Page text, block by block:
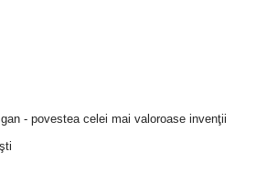
- povestea celei mai valoroase invenţii